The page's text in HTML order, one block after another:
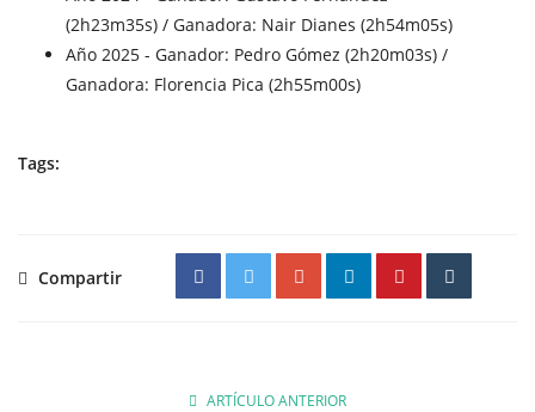
(2h23m35s) / Ganadora: Nair Dianes (2h54m05s)
Año 2025 - Ganador: Pedro Gómez (2h20m03s) /
Ganadora: Florencia Pica (2h55m00s)
Tags:
Compartir
ARTÍCULO ANTERIOR